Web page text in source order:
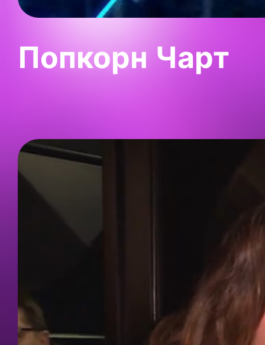
Попкорн Чарт